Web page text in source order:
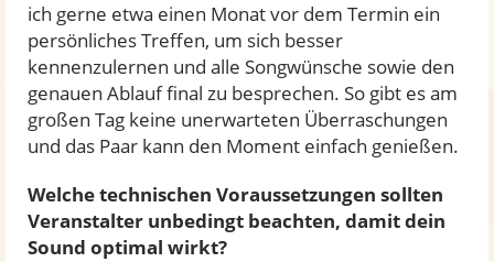
ich gerne etwa einen Monat vor dem Termin ein
persönliches Treffen, um sich besser
kennenzulernen und alle Songwünsche sowie den
genauen Ablauf final zu besprechen. So gibt es am
großen Tag keine unerwarteten Überraschungen
und das Paar kann den Moment einfach genießen.
Welche technischen Voraussetzungen sollten
Veranstalter unbedingt beachten, damit dein
Sound optimal wirkt?